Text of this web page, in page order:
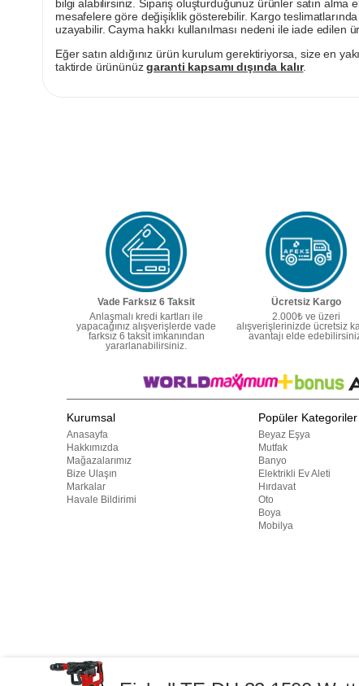
bilgi alabilirsiniz. Sipariş oluşturduğunuz ürünler satın
mesafelere göre değişiklik gösterebilir. Kargo
uzayabilir. Cayma hakkı kullanılması nedeni ile iade edilen
Eğer satın aldığınız ürün kurulum gerektiriyorsa, size en
taktirde ürününüzgaranti kapsamı dışında kalır.
Vade Farksız 6 Taksit
Anlaşmalı kredi kartları ile
yapacağınız alışverişlerde vade
farksız 6 taksit imkanından
yararlanabilirsiniz.
Ücretsiz Kargo
2.000₺ ve üzeri
alışverişlerinizde ücretsiz
avantajı elde
Kurumsal
Anasayfa
Hakkımızda
Mağazalarımız
Bize Ulaşın
Markalar
Havale Bildirimi
Popüler Kategoriler
Beyaz Eşya
Mutfak
Banyo
Elektrikli Ev Aleti
Hırdavat
Oto
Boya
Mobilya
Bu web sitesindeki tüm ürünler ticari amaçlıdır. Web sitemizde